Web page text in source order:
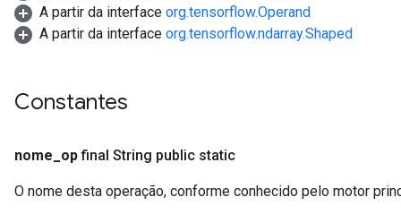
A partir da interface org.tensorflow.Operand
A partir da interface org.tensorflow.ndarray.Shaped
Constantes
nome op final String public static
O nome desta operação, conforme conhecido pelo motor